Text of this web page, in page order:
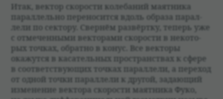
Итак, век­тор ско­ро­сти коле­ба­ний маят­ника
парал­лельно пере­но­сится вдоль образа парал­
лели по сек­тору. Свер­нём раз­вёртку, теперь уже
с отме­чен­ными век­то­рами ско­ро­сти в неко­то­
рых точ­ках, обратно в конус. Все век­торы
окажутся в каса­тель­ных про­стран­ствах к сфере
в соот­вет­ствующих точ­ках парал­лели, а пере­ход
от одной точки парал­лели к дру­гой, задающий
изме­не­ние век­тора ско­ро­сти маят­ника Фуко,